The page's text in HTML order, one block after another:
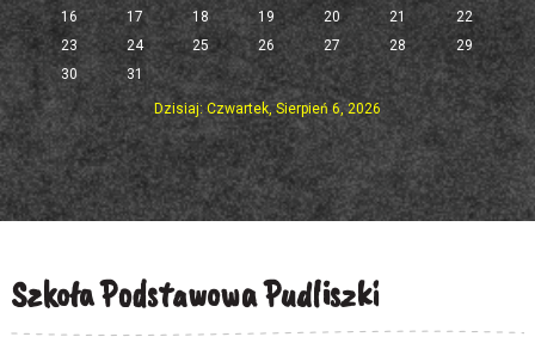
16
17 18 19 20 21
22
23
24 25 26 27 28
29
30
31
Dzisiaj: Czwartek, Sierpień 6, 2026
Szkoła Podstawowa Pudliszki